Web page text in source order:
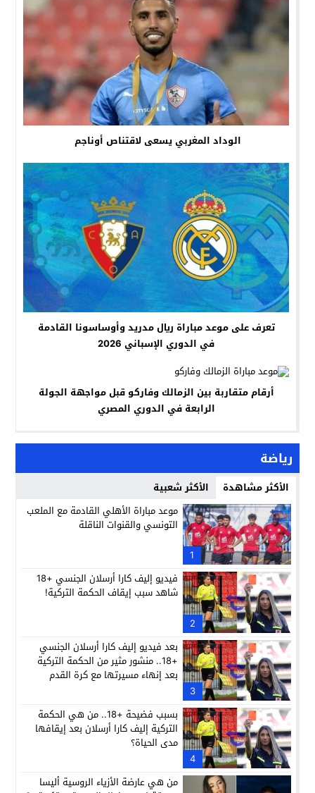
الوداد المغربي يسعى لاقتناص أوناجم
تعرف على موعد مباراة ريال مدريد وأوساسونا القادمة
في الدوري الإسباني 2026
أرقام متقاربة بين الزمالك وفاركو قبل مواجهة الجولة
الرابعة في الدوري المصري
رياضة
الأكثر مشاهدة الأكثر شعبية
1
موعد مباراة الأهلي القادمة مع الملعب
التونسي والقنوات الناقلة
2
فيديو إليف كارا أرسلان الجنسي +18
شاهد سبب إيقاف الحكمة التركية!
3
بعد فيديو إليف كارا أرسلان الجنسي
+18.. منشور مثير من الحكمة التركية
بعد إنهاء مسيرتها مع كرة القدم
4
بسبب فضيحة +18.. من هي الحكمة
التركية إليف كارا أرسلان بعد إيقافها
مدى الحياة؟
من هي عارضة الأزياء الروسية أليسا